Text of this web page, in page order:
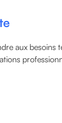
aux besoins